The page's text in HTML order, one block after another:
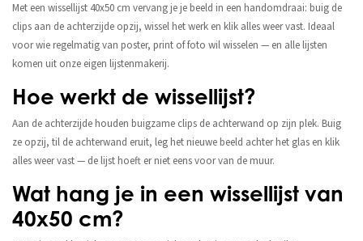
Met een wissellijst 40x50 cm vervang je je beeld in een handomdraai: buig de
clips aan de achterzijde opzij, wissel het werk en klik alles weer vast. Ideaal
voor wie regelmatig van poster, print of foto wil wisselen — en alle lijsten
komen uit onze eigen lijstenmakerij.
Hoe werkt de wissellijst?
Aan de achterzijde houden buigzame clips de achterwand op zijn plek. Buig
ze opzij, til de achterwand eruit, leg het nieuwe beeld achter het glas en klik
alles weer vast — de lijst hoeft er niet eens voor van de muur.
Wat hang je in een wissellijst van
40x50 cm?